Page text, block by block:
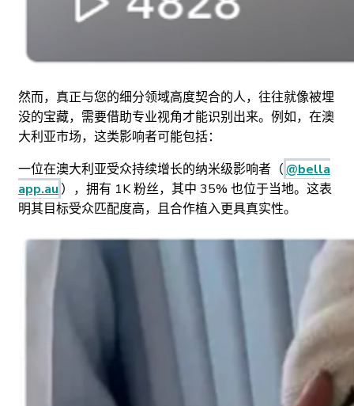
然而，真正与您的细分领域高度契合的人，往往就像被埋
没的宝藏，需要借助专业视角才能识别出来。例如，在澳
大利亚市场，这类影响者可能包括：
一位在澳大利亚受众持续增长的纳米级影响者（@bella
app.au ），拥有 1K 粉丝，其中 35% 也位于当地。这表
明其目标受众匹配度高，且合作植入更具真实性。